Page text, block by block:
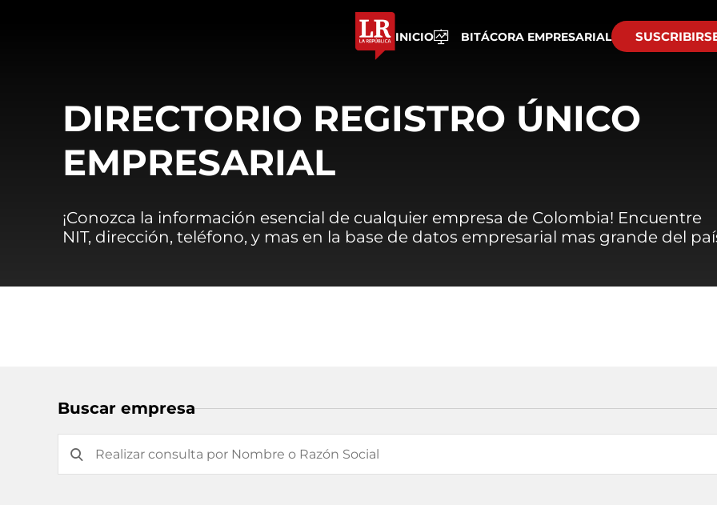
INICIO BITÁCORA EMPRESARIAL
DIRECTORIO REGISTRO ÚNICO
EMPRESARIAL
¡Conozca la información esencial de cualquier empresa de Colombia! Encuentre
NIT, dirección, teléfono, y mas en la base de datos empresarial mas grande del
Buscar empresa